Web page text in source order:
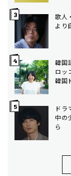
歌人
より
韓国
ロッ
韓国
ド
中の
ら